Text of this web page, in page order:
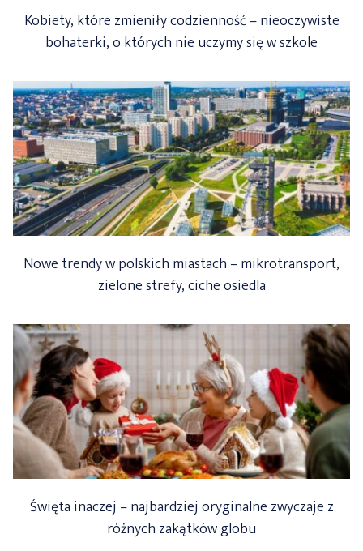
Kobiety, które zmieniły codzienność – nieoczywiste
bohaterki, o których nie uczymy się w szkole
Nowe trendy w polskich miastach – mikrotransport,
zielone strefy, ciche osiedla
Święta inaczej – najbardziej oryginalne zwyczaje z
różnych zakątków globu